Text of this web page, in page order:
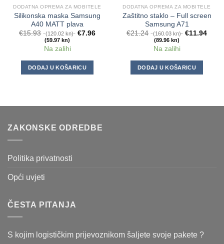
DODATNA OPREMA ZA MOBITELE
Silikonska maska Samsung
A40 MATT plava
€15.93 (120.02 kn) €7.96
(59.97 kn)
Na zalihi
DODAJ U KOŠARICU
DODATNA OPREMA ZA MOBITELE
Zaštitno staklo – Full screen
Samsung A71
€21.24 (160.03 kn) €11.94
(89.96 kn)
Na zalihi
DODAJ U KOŠARICU
ZAKONSKE ODREDBE
Politika privatnosti
Opći uvjeti
ČESTA PITANJA
S kojim logističkim prijevoznikom šaljete svoje pakete ?